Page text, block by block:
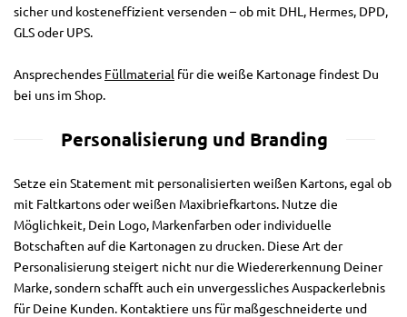
sicher und kosteneffizient versenden – ob mit DHL, Hermes, DPD,
GLS oder UPS.
Ansprechendes Füllmaterial für die weiße Kartonage findest Du
bei uns im Shop.
Personalisierung und Branding
Setze ein Statement mit personalisierten weißen Kartons, egal ob
mit Faltkartons oder weißen Maxibriefkartons. Nutze die
Möglichkeit, Dein Logo, Markenfarben oder individuelle
Botschaften auf die Kartonagen zu drucken. Diese Art der
Personalisierung steigert nicht nur die Wiedererkennung Deiner
Marke, sondern schafft auch ein unvergessliches Auspackerlebnis
für Deine Kunden. Kontaktiere uns für maßgeschneiderte und